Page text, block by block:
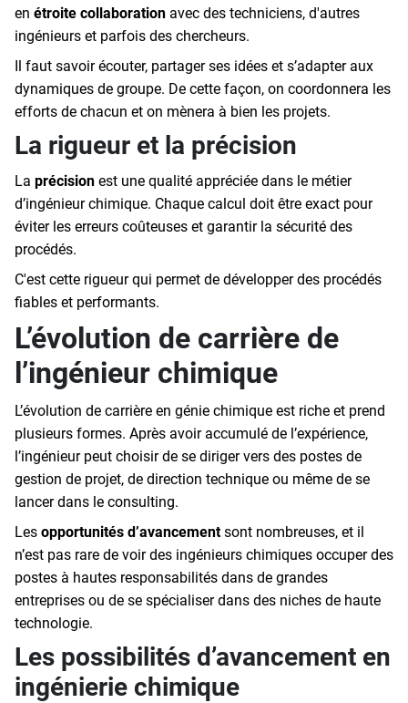
en étroite collaboration avec des techniciens, d'autres
ingénieurs et parfois des chercheurs.
Il faut savoir écouter, partager ses idées et s’adapter aux
dynamiques de groupe. De cette façon, on coordonnera les
efforts de chacun et on mènera à bien les projets.
La rigueur et la précision
La précision est une qualité appréciée dans le métier
d’ingénieur chimique. Chaque calcul doit être exact pour
éviter les erreurs coûteuses et garantir la sécurité des
procédés.
C'est cette rigueur qui permet de développer des procédés
fiables et performants.
L’évolution de carrière de
l’ingénieur chimique
L’évolution de carrière en génie chimique est riche et prend
plusieurs formes. Après avoir accumulé de l’expérience,
l’ingénieur peut choisir de se diriger vers des postes de
gestion de projet, de direction technique ou même de se
lancer dans le consulting.
Les opportunités d’avancementsont nombreuses, et il
n’est pas rare de voir des ingénieurs chimiques occuper des
postes à hautes responsabilités dans de grandes
entreprises ou de se spécialiser dans des niches de haute
technologie.
Les possibilités d’avancement en
ingénierie chimique